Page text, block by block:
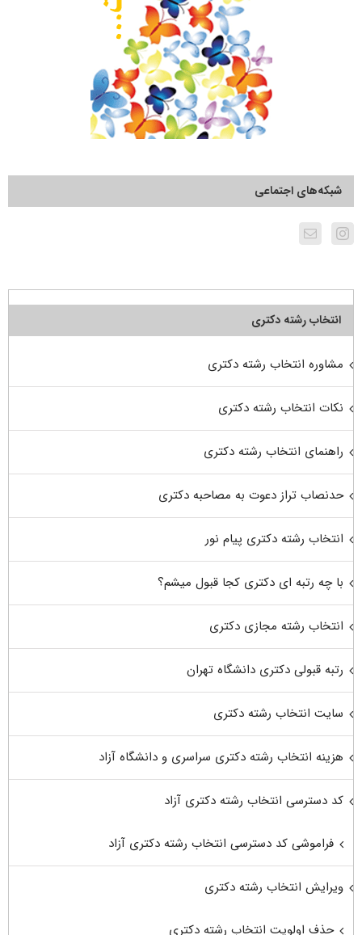
شبکه‌های اجتماعی
انتخاب رشته دکتری
مشاوره انتخاب رشته دکتری
نکات انتخاب رشته دکتری
راهنمای انتخاب رشته دکتری
حدنصاب تراز دعوت به مصاحبه دکتری
انتخاب رشته دکتری پیام نور
با چه رتبه ای دکتری کجا قبول میشم؟
انتخاب رشته مجازی دکتری
رتبه قبولی دکتری دانشگاه تهران
سایت انتخاب رشته دکتری
هزینه انتخاب رشته دکتری سراسری و دانشگاه آزاد
کد دسترسی انتخاب رشته دکتری آزاد
فراموشی کد دسترسی انتخاب رشته دکتری آزاد
ویرایش انتخاب رشته دکتری
حذف اولویت انتخاب رشته دکتری